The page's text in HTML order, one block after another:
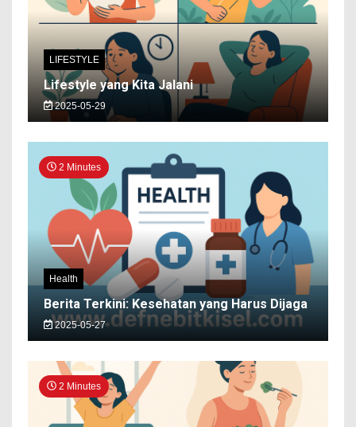
LIFESTYLE
Lifestyle yang Kita Jalani
2025-05-29
2 Minutes
Health
Berita Terkini: Kesehatan yang Harus Dijaga
2025-05-27
2 Minutes